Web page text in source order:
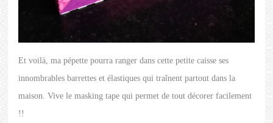
Et voilà, ma pépette pourra ranger dans cette petite caisse ses
innombrables barrettes et élastiques qui traînent partout dans la
maison. Vive le masking tape qui permet de tout décorer facilement
!!